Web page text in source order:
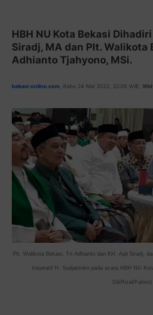
HBH NU Kota Bekasi
Siradj, MA dan Plt. Walikota
Adhianto Tjahyono, MSi.
bekasi-online.com , Rabu 24 Mei 2023, 22:38 WIB,
Plt. Walikota Bekasi, Tri Adhianto dan KH. Aqil Siradj,
Inspiratif H. Sudjatmiko pada acara HBH NU
DikRizal/Fahmi)